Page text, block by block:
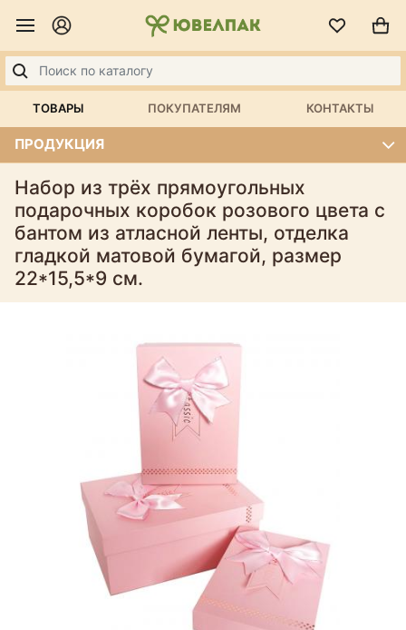
ТОВАРЫ ПОКУПАТЕЛЯМ КОНТАКТЫ
ПРОДУКЦИЯ
Набор из трёх прямоугольных
подарочных коробок розового цвета с
бантом из атласной ленты, отделка
гладкой матовой бумагой, размер
22*15,5*9 см.